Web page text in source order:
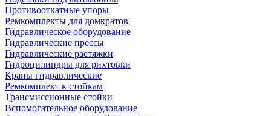
Противооткатные упоры
Ремкомплекты для домкратов
Гидравлическое оборудование
Гидравлические прессы
Гидравлические растяжки
Гидроцилиндры для рихтовки
Краны гидравлические
Ремкомплект к стойкам
Трансмиссионные стойки
Вспомогательное оборудование